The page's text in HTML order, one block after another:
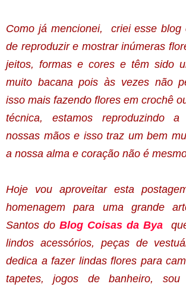
Como já mencionei, criei esse blog
de reproduzir e mostrar inúmeras
jeitos, formas e cores e têm sido
muito bacana pois às vezes não
isso mais fazendo flores em crochê
técnica, estamos reproduzindo
nossas mãos e isso traz um bem
a nossa alma e coração não é
Hoje vou aproveitar esta
homenagem para uma grande
Santos do Blog Coisas da Bya
lindos acessórios, peças de
dedica a fazer lindas flores para
tapetes, jogos de banheiro,